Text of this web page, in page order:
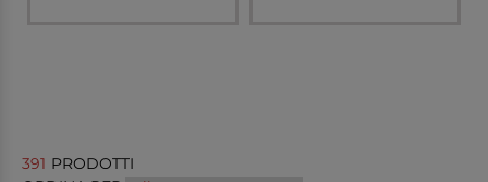
391 PRODOTTI